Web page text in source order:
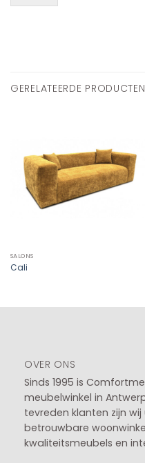
GERELATEERDE PRODUCTEN
SALONS
Cali
OVER ONS
Sinds 1995 is
meubelwinkel in
tevreden klanten zijn
betrouwbare
kwaliteitsmeubels en